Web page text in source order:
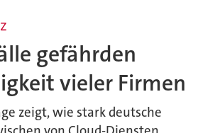
gefährden
vieler Firmen
zeigt, wie stark deutsche